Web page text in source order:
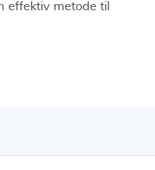
effektiv metode til